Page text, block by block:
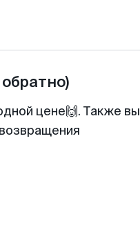
цене🙌. Также вы